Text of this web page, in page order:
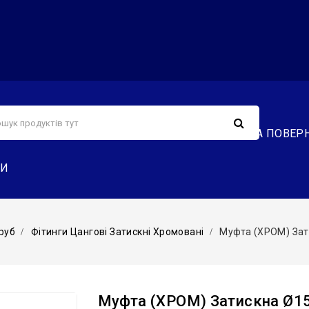
ОБМІН ТА
Фітинги Цангові Затискні Хромовані Муфта (ХРОМ)
Муфта (ХРОМ) Затискна